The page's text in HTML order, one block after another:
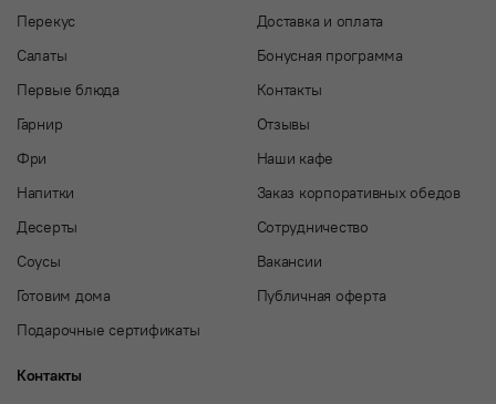
Перекус
Салаты
Первые блюда
Гарнир
Фри
Напитки
Десерты
Соусы
Готовим дома
Подарочные сертификаты
Доставка и оплата
Бонусная программа
Контакты
Отзывы
Наши кафе
Заказ корпоративных обедов
Сотрудничество
Вакансии
Публичная оферта
Контакты